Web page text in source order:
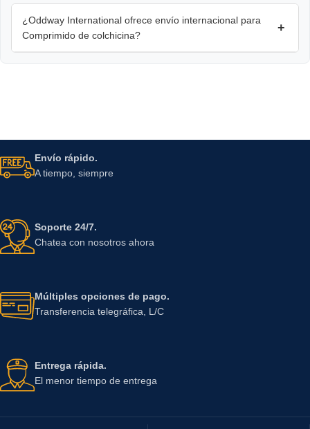
¿Oddway International ofrece envío internacional para
Comprimido de colchicina?
+
Envío rápido.
A tiempo, siempre
Soporte 24/7.
Chatea con nosotros ahora
Múltiples opciones de pago.
Transferencia telegráfica, L/C
Entrega rápida.
El menor tiempo de entrega